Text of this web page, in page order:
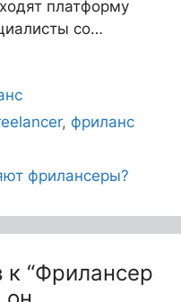
платформу
со…
, фриланс
фрилансеры?
к “Фрилансер